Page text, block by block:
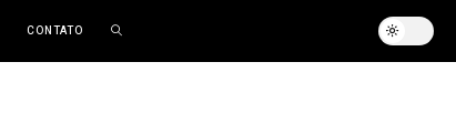
CONTATO